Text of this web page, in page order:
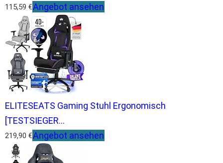
115,59 €Angebot ansehen
ELITESEATS Gaming Stuhl Ergonomisch
[TESTSIEGER...
219,90 €Angebot ansehen